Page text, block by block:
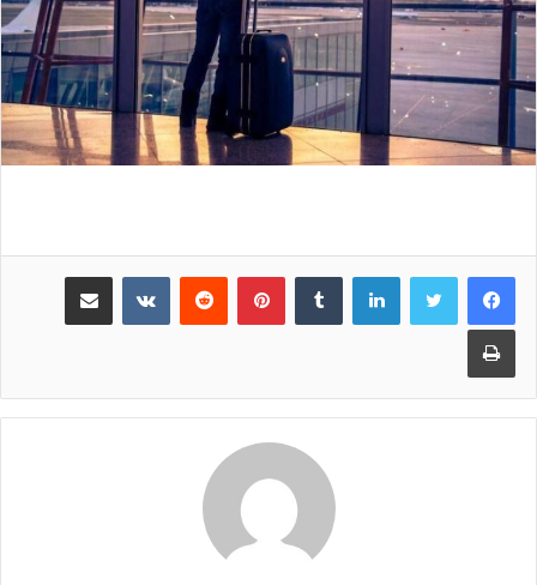
لینکدین پینترست ‫رددیت
چاپ